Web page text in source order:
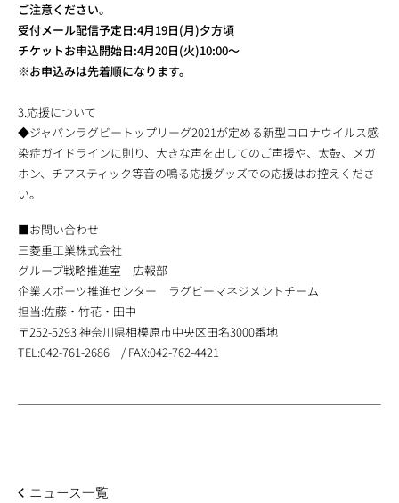
ご注意ください。
受付メール配信予定日:4月19日(月)夕方頃
チケットお申込開始日:4月20日(火)10:00～
※お申込みは先着順になります。
3.応援について
◆ジャパンラグビートップリーグ2021が定める新型コロナウイルス感
染症ガイドラインに則り、大きな声を出してのご声援や、太鼓、メガ
ホン、チアスティック等音の鳴る応援グッズでの応援はお控えくださ
い。
■お問い合わせ
三菱重工業株式会社
グループ戦略推進室 広報部
企業スポーツ推進センター ラグビーマネジメントチーム
担当:佐藤・竹花・田中
〒252-5293 神奈川県相模原市中央区田名3000番地
TEL:042-761-2686 / FAX:042-762-4421
ニュース一覧